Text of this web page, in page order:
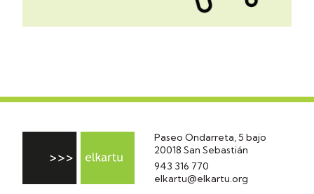
Paseo Ondarreta, 5 bajo
20018 San Sebastián
943 316 770
elkartu@elkartu.org